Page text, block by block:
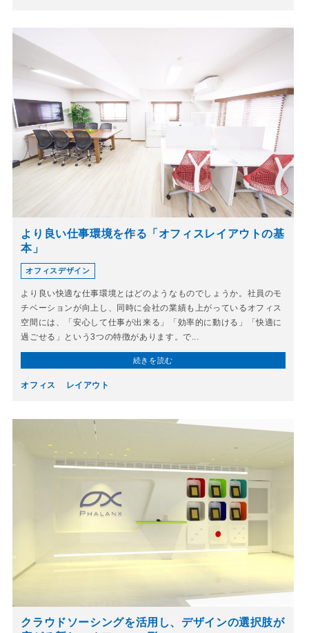
より良い仕事環境を作る「オフィスレイアウトの基
本」
オフィスデザイン
より良い快適な仕事環境とはどのようなものでしょうか。社員のモ
チベーションが向上し、同時に会社の業績も上がっているオフィス
空間には、「安心して仕事が出来る」「効率的に動ける」「快適に
過ごせる」という3つの特徴があります。で...
続きを読む
オフィス レイアウト
クラウドソーシングを活用し、デザインの選択肢が